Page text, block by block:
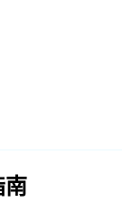
南